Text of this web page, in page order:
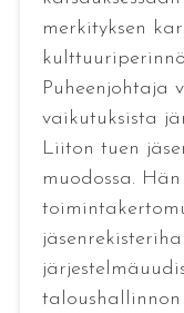
merkityksen
Puheenjohtaja
vaikutuksista
Liiton tuen
muodossa.
taloushallinnon